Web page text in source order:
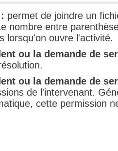
permet de joindre un
nombre entre
lorsqu'on ouvre l'activité.
ou la demande de
ou la demande de
de l'intervenant.
cette permission